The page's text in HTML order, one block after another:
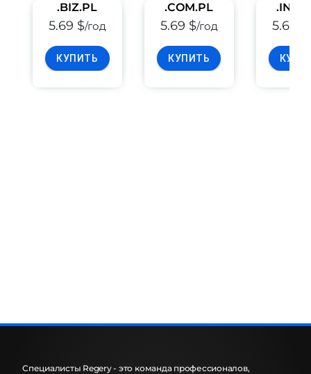
.BIZ.PL
5.69 $/год
КУПИТЬ
.COM.PL
5.69 $/год
КУПИТЬ
5.69 $
Специалисты Regery - это команда профессионалов,